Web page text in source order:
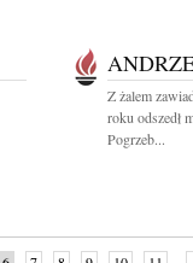
Z żalem
roku odszedł
Pogrzeb...